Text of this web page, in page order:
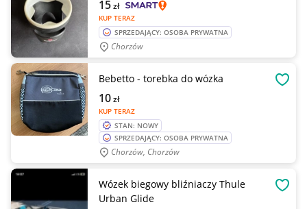
KUP TERAZ
15zł
SPRZEDAJĄCY: OSOBA PRYWATNA
Chorzów
Bebetto - torebka do wózka
KUP TERAZ
10zł
STAN: NOWY
SPRZEDAJĄCY: OSOBA PRYWATNA
Chorzów, Chorzów
Wózek biegowy bliźniaczy Thule
Urban Glide